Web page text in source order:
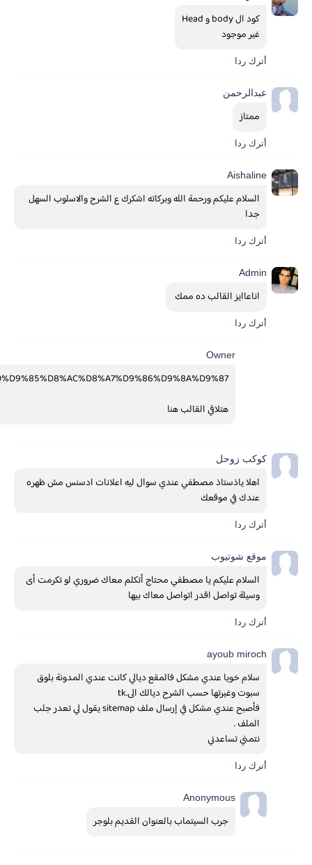
كود ال body و Head
غير موجود
أترك ردا
عبدالرحمن
ممتاز
أترك ردا
Aishaline
جدا
أترك ردا
Admin
اناعاايز القالب ده ممك
أترك ردا
Owner
هتلاقي القالب هنا
كوكب زوحل
عندك في موقعك
أترك ردا
موقع شوتيوب
وسيلة تواصل اقدر اتواصل معاك بيها
أترك ردا
ayoub miroch
سبوت وغيرتها حسب الشرح ديالك الى.tk
الملف .
نتمني تساعدني
أترك ردا
Anonymous
جرب السيتماب بالعنوان القديم بلوجر